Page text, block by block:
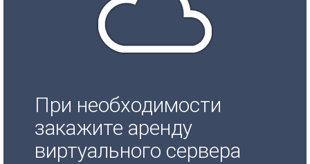
При необходимости
закажите аренду
виртуального сервера